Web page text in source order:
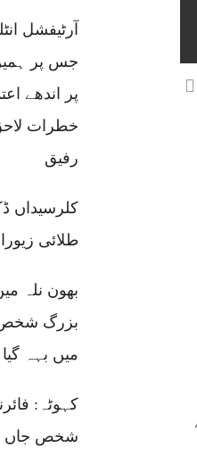
آرٹیفشل
پر اندھے
خطرات
رفیق
طلائی
بھون نلہ
بزرگ شخص
میں بہہ گیا
کہوٹہ:
شخص جاں